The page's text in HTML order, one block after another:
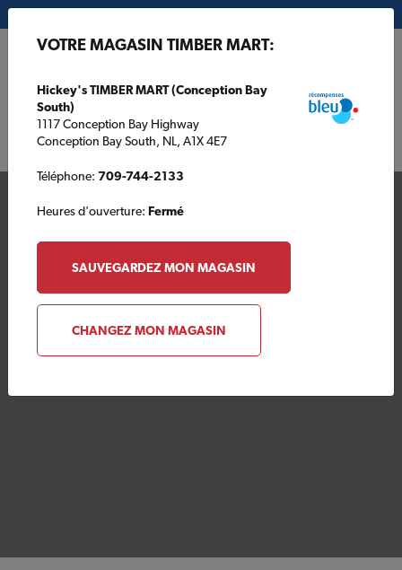
Votre magasin TIMBER
VOTRE MAGASIN TIMBER MART:
Hickey's TIMBER MART (Conception Bay
South)
1117 Conception Bay Highway
Conception Bay South, NL, A1X 4E7
Téléphone: 709-744-2133
Heures d'ouverture: Fermé
SAUVEGARDEZ MON MAGASIN
CHANGEZ MON MAGASIN